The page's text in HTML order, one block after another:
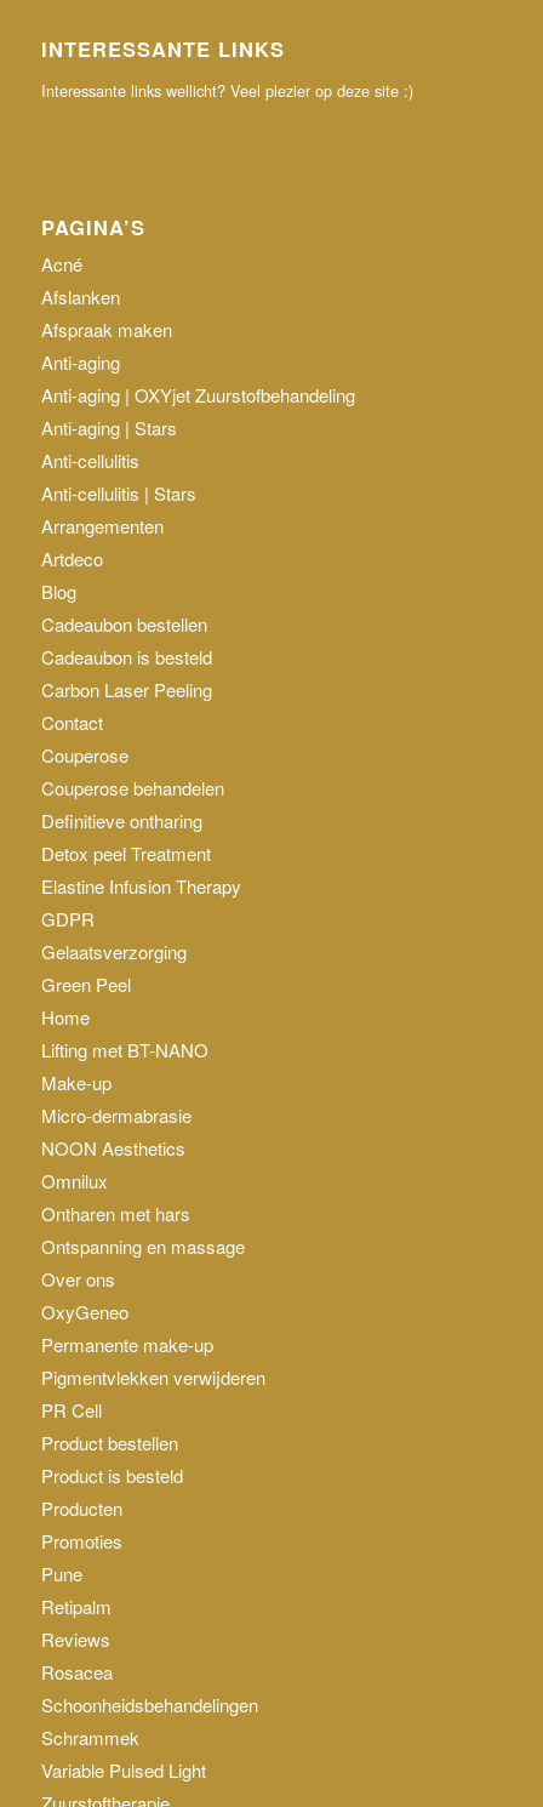
INTERESSANTE LINKS
Interessante links wellicht? Veel plezier op deze site :)
PAGINA’S
Acné
Afslanken
Afspraak maken
Anti-aging
Anti-aging | OXYjet Zuurstofbehandeling
Anti-aging | Stars
Anti-cellulitis
Anti-cellulitis | Stars
Arrangementen
Artdeco
Blog
Cadeaubon bestellen
Cadeaubon is besteld
Carbon Laser Peeling
Contact
Couperose
Couperose behandelen
Definitieve ontharing
Detox peel Treatment
Elastine Infusion Therapy
GDPR
Gelaatsverzorging
Green Peel
Home
Lifting met BT-NANO
Make-up
Micro-dermabrasie
NOON Aesthetics
Omnilux
Ontharen met hars
Ontspanning en massage
Over ons
OxyGeneo
Permanente make-up
Pigmentvlekken verwijderen
PR Cell
Product bestellen
Product is besteld
Producten
Promoties
Pune
Retipalm
Reviews
Rosacea
Schoonheidsbehandelingen
Schrammek
Variable Pulsed Light